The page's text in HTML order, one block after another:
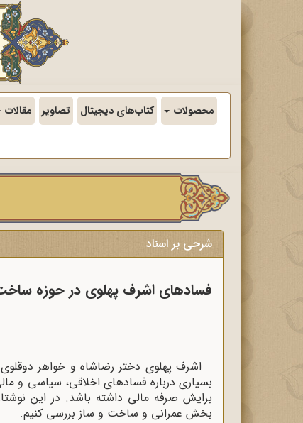
محصولات کتاب‌های دیجیتال تصاویر مقالات
شرحی بر اسناد
فسادهای اشرف پهلوی در حوزه
اشرف پهلوی دختر رضاشاه و خواهر
بسیاری درباره فسادهای اخلاقی، سیاسی و
برایش صرفه مالی داشته باشد. در این
بخش عمرانی و ساخت و ساز بررسی کنیم.